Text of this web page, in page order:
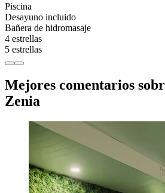
Piscina
Desayuno incluido
Bañera de hidromasaje
4 estrellas
5 estrellas
Mejores comentarios
Zenia